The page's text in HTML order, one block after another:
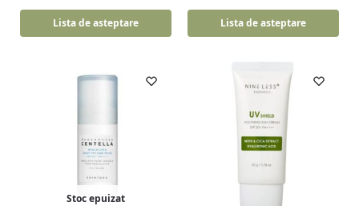
Lista de asteptare Lista de asteptare
Stoc epuizat